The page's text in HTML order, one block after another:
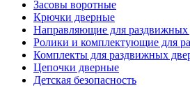
Засовы воротные
Крючки дверные
Направляющие для раздвижных
Ролики и комплектующие для
Комплекты для раздвижных
Цепочки дверные
Детская безопасность